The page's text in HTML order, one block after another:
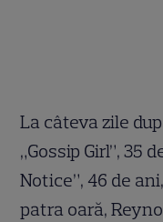
La câteva zile
„Gossip Girl”, 35
Notice”, 46 de
patra oară,